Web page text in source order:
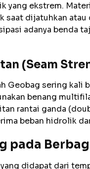
yang ekstrem.
saat dijatuhkan
adanya benda
(Seam
Geobag sering kali
benang
rantai ganda
beban hidrolik
pada
didapat dari